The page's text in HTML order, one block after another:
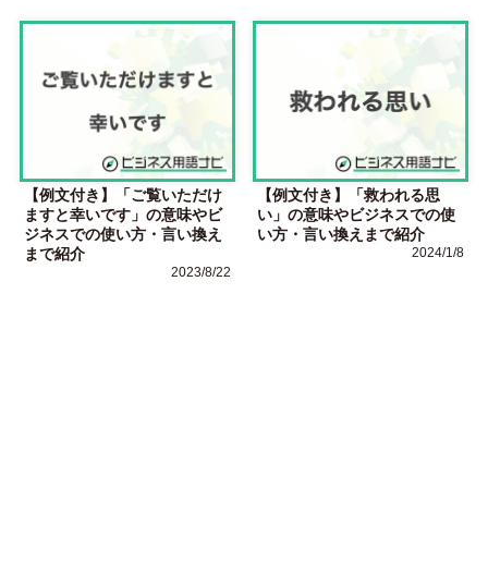
【例文付き】「ご覧いただけ
ますと幸いです」の意味やビ
ジネスでの使い方・言い換え
まで紹介
2023/8/22
【例文付き】「救われる思
い」の意味やビジネスでの使
い方・言い換えまで紹介
2024/1/8